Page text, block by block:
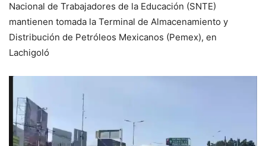
Nacional de Trabajadores de la Educación (SNTE)
mantienen tomada la Terminal de Almacenamiento y
Distribución de Petróleos Mexicanos (Pemex), en
Lachigoló